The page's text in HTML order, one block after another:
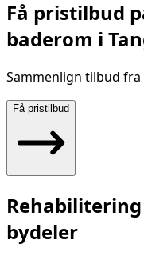
Få pristilbud
baderom i
Sammenlign tilbud
Få pristilbud
bydeler